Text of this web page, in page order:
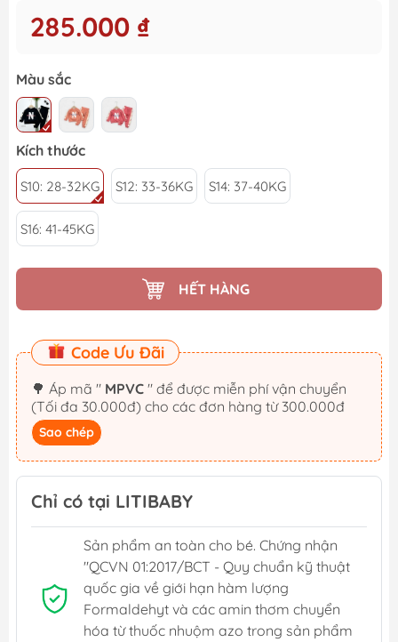
285.000 ₫
Màu sắc
Kích thước
S10: 28-32KG S12: 33-36KG S14: 37-40KG
S16: 41-45KG
HẾT HÀNG
Code Ưu Đãi
🌳 Áp mã " MPVC " để được miễn phí vận chuyển
(Tối đa 30.000đ) cho các đơn hàng từ 300.000đ
Sao chép
Chỉ có tại LITIBABY
Sản phẩm an toàn cho bé. Chứng nhận
"QCVN 01:2017/BCT - Quy chuẩn kỹ thuật
quốc gia về giới hạn hàm lượng
Formaldehyt và các amin thơm chuyển
hóa từ thuốc nhuộm azo trong sản phẩm